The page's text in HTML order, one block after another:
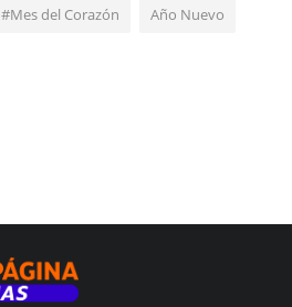
#Mes del Corazón Año Nuevo